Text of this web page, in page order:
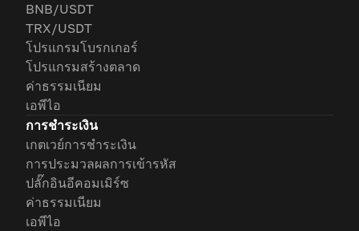
BNB/USDT
TRX/USDT
โปรแกรมโบรกเกอร์
โปรแกรมสร้างตลาด
ค่าธรรมเนียม
เอพีไอ
การชำระเงิน
เกตเวย์การชำระเงิน
การประมวลผลการเข้ารหัส
ปลั๊กอินอีคอมเมิร์ซ
ค่าธรรมเนียม
เอพีไอ